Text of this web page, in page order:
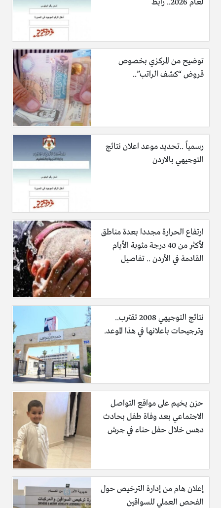
توضيح من المركزي بخصوص
قروض “كشف الراتب”..
رسمياً ..تحديد موعد اعلان نتائج
التوجيهي بالاردن
ارتفاع الحرارة مجددا بعدة مناطق
لأكثر من 40 درجة مئوية الأيام
القادمة في الأردن .. تفاصيل
نتائج التوجيهي 2008 تقترب..
وترجيحات باعلانها في هذا الموعد.
حزن يخيم على مواقع التواصل
الاجتماعي بعد وفاة طفل بحادث
دهس خلال حفل حناء في جرش
إعلان هام من إدارة الترخيص حول
الفحص العملي للسواقين